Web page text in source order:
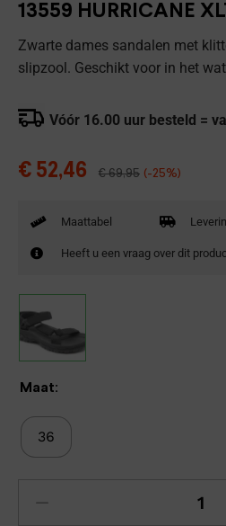
13559 HURRICANE
Zwarte dames sandalen met
slipzool. Geschikt voor in het
Vóór 16.00 uur besteld =
€ 52,46 €69,95 (-25%)
Maattabel
Heeft u een vraag over dit
Maat:
36